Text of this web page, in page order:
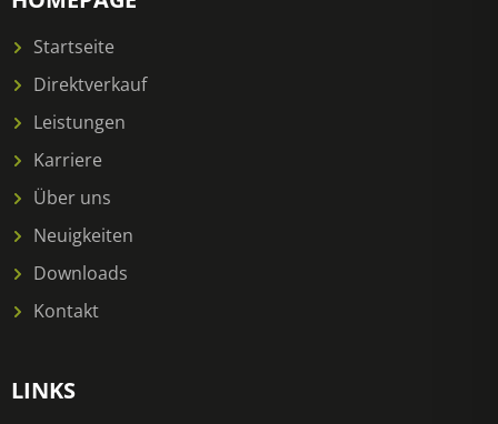
Startseite
Direktverkauf
Leistungen
Karriere
Über uns
Neuigkeiten
Downloads
Kontakt
LINKS